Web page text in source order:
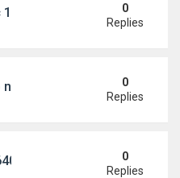
triệu USD, bị bắt vì trộm
0
Replies
dân khóc, bỏ nghề
0
Replies
triệu USD cho vợ cũ sau
0
Replies